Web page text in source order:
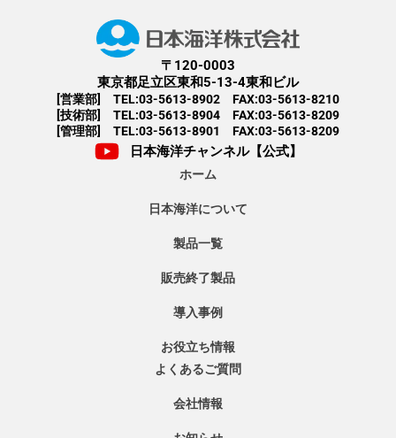
〒120-0003
東京都足立区東和5-13-4東和ビル
[営業部] TEL:03-5613-8902 FAX:03-5613-8210
[技術部] TEL:03-5613-8904 FAX:03-5613-8209
[管理部] TEL:03-5613-8901 FAX:03-5613-8209
日本海洋チャンネル【公式】
ホーム
日本海洋について
製品一覧
販売終了製品
導入事例
お役立ち情報
よくあるご質問
会社情報